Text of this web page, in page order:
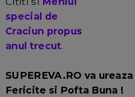
special de
Craciun propus
anul trecut.
SUPEREVA.RO va
Fericite si Pofta Buna !